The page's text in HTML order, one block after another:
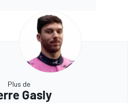
Plus de
Gasly